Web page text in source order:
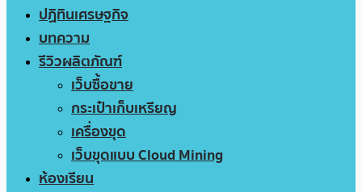
ปฏิทินเศรษฐกิจ
บทความ
รีวิวผลิตภัณฑ์
เว็บซื้อขาย
กระเป๋าเก็บเหรียญ
เครื่องขุด
เว็บขุดแบบ Cloud Mining
ห้องเรียน